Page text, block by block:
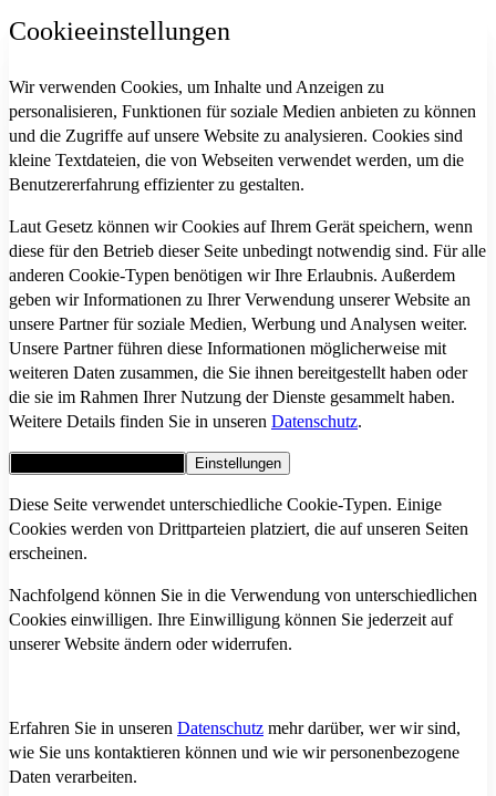
Cookieeinstellungen
Wir verwenden Cookies, um Inhalte und Anzeigen zu
personalisieren, Funktionen für soziale Medien anbieten zu können
und die Zugriffe auf unsere Website zu analysieren. Cookies sind
kleine Textdateien, die von Webseiten verwendet werden, um die
Benutzererfahrung effizienter zu gestalten.
Laut Gesetz können wir Cookies auf Ihrem Gerät speichern, wenn
diese für den Betrieb dieser Seite unbedingt notwendig sind. Für alle
anderen Cookie-Typen benötigen wir Ihre Erlaubnis. Außerdem
geben wir Informationen zu Ihrer Verwendung unserer Website an
unsere Partner für soziale Medien, Werbung und Analysen weiter.
Unsere Partner führen diese Informationen möglicherweise mit
weiteren Daten zusammen, die Sie ihnen bereitgestellt haben oder
die sie im Rahmen Ihrer Nutzung der Dienste gesammelt haben.
Weitere Details finden Sie in unseren Datenschutz.
Einstellungen
Diese Seite verwendet unterschiedliche Cookie-Typen. Einige
Cookies werden von Drittparteien platziert, die auf unseren Seiten
erscheinen.
Nachfolgend können Sie in die Verwendung von unterschiedlichen
Cookies einwilligen. Ihre Einwilligung können Sie jederzeit auf
unserer Website ändern oder widerrufen.
Erfahren Sie in unseren Datenschutz mehr darüber, wer wir sind,
wie Sie uns kontaktieren können und wie wir personenbezogene
Daten verarbeiten.